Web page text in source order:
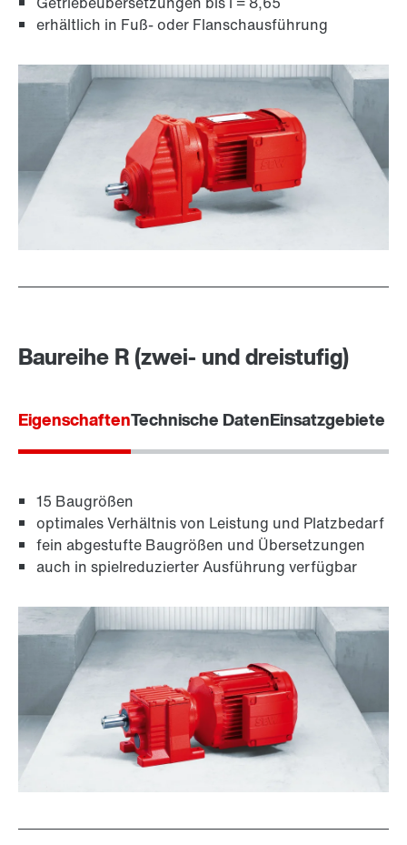
Schmierstoffe
erhältlich in Fuß- oder Flanschausführung
Baureihe R (zwei- und dreistufig)
EigenschaftenTechnische DatenEinsatzgebiete
15 Baugrößen
optimales Verhältnis von Leistung und Platzbedarf
fein abgestufte Baugrößen und Übersetzungen
auch in spielreduzierter Ausführung verfügbar